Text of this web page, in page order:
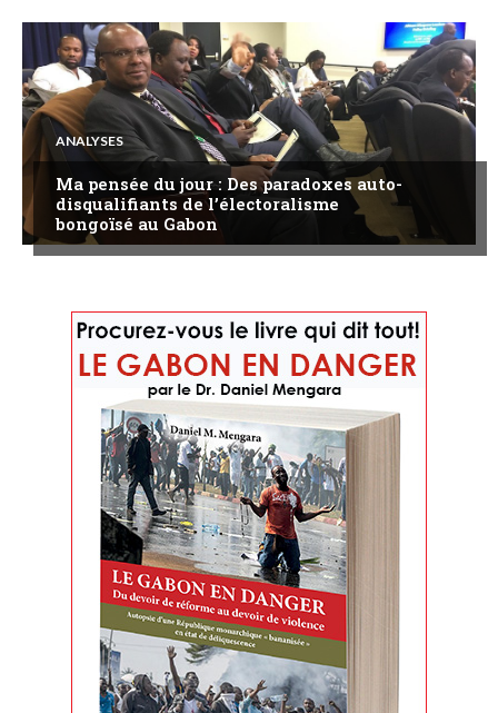
ANALYSES
Ma pensée du jour : Des paradoxes auto-
disqualifiants de l’électoralisme
bongoïsé au Gabon